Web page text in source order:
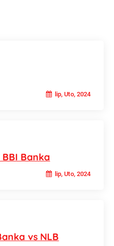
lip, Uto, 2024
Banka
lip, Uto, 2024
vs NLB